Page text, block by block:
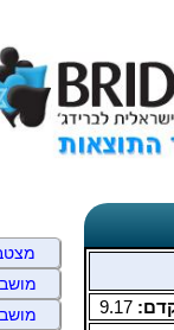
9.17
מושב 1
מושב 2